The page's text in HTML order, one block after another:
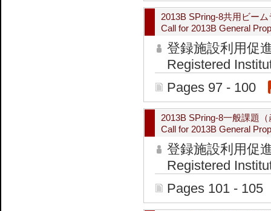
2013B SPring-8共用ビー
Call for 2013B General
登録施設利用
Registered
Pages 97 - 100
2013B SPring-8一般課題
Call for 2013B General
登録施設利用
Registered
Pages 101 - 105